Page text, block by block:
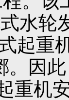
水轮
起重
。因
重机